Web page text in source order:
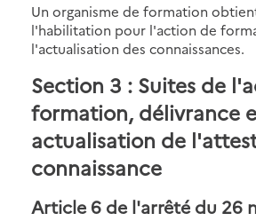
Un organisme de formation
l'habilitation pour l'action de
l'actualisation des connaissances.
Section 3 : Suites de
formation, délivrance
actualisation de
connaissance
Article 6 de l'arrêté du 26